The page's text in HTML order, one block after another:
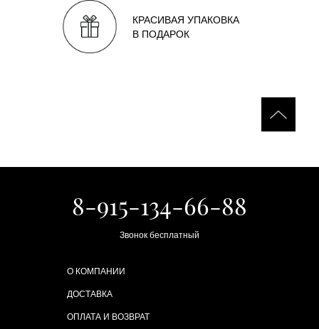
КРАСИВАЯ УПАКОВКА
В ПОДАРОК
8-915-134-66-88
Звонок бесплатный
О КОМПАНИИ
ДОСТАВКА
ОПЛАТА И ВОЗВРАТ